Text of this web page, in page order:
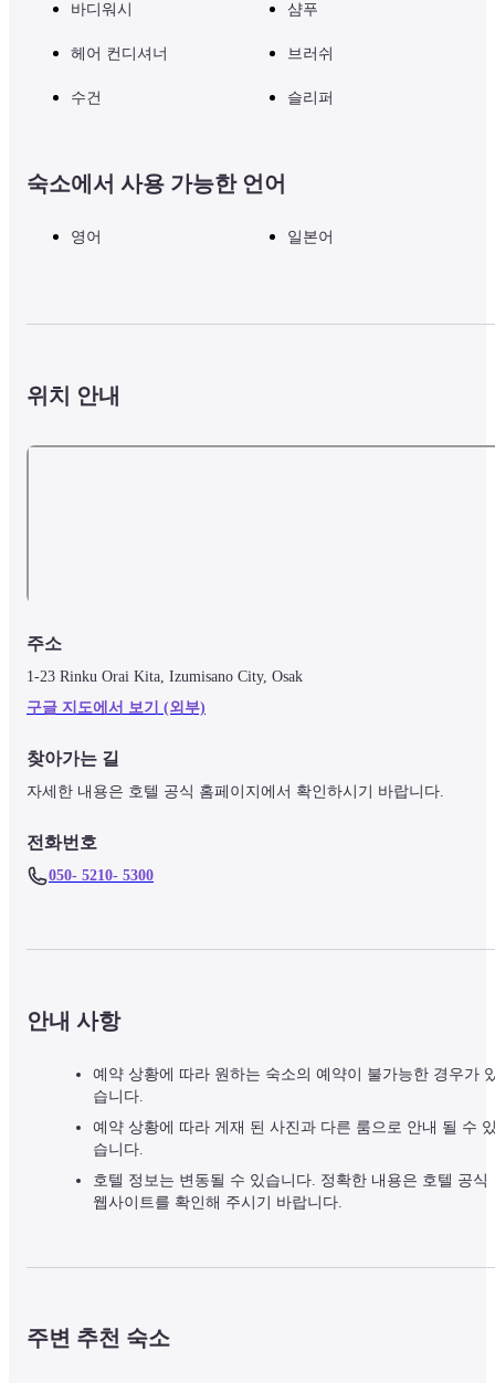
바디워시 샴푸
헤어 컨디셔너 브러쉬
수건 슬리퍼
숙소에서 사용 가능한 언어
영어 일본어
위치 안내
주소
1-23 Rinku Orai Kita, Izumisano City, Osak
구글 지도에서 보기 (외부)
찾아가는 길
자세한 내용은 호텔 공식 홈페이지에서 확인하시기 바랍니다.
전화번호
050- 5210- 5300
안내 사항
예약 상황에 따라 원하는 숙소의 예약이 불가능한 경우가
습니다.
예약 상황에 따라 게재 된 사진과 다른 룸으로 안내 될 수
습니다.
호텔 정보는 변동될 수 있습니다. 정확한 내용은 호텔 공식
웹사이트를 확인해 주시기 바랍니다.
주변 추천 숙소